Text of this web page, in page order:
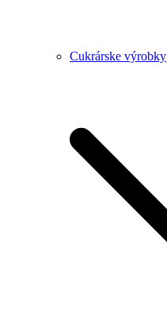
Cukrárske výrobky